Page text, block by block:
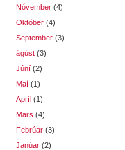
Nóvember (4)
Október (4)
September (3)
ágúst (3)
Júní (2)
Maí (1)
Apríl (1)
Mars (4)
Febrúar (3)
Janúar (2)